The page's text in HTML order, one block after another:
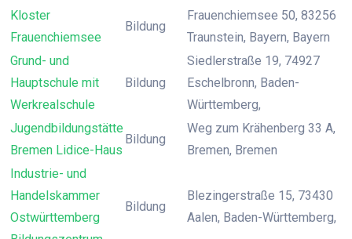
Kloster
Frauenchiemsee
Bildung
Frauenchiemsee 50, 83256
Traunstein, Bayern, Bayern
Grund- und
Hauptschule mit
Werkrealschule
Bildung
Siedlerstraße 19, 74927
Eschelbronn, Baden-
Württemberg,
Jugendbildungstätte
Bremen Lidice-Haus
Bildung
Weg zum Krähenberg 33 A,
Bremen, Bremen
Industrie- und
Handelskammer
Ostwürttemberg
Bildung
Blezingerstraße 15, 73430
Aalen, Baden-Württemberg,